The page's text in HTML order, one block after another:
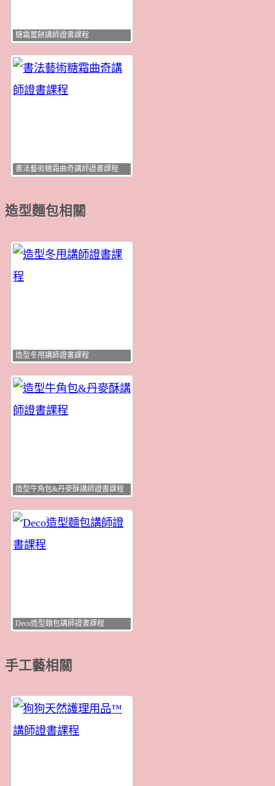
糖霜薑餅講師證書課程
書法藝術糖霜曲奇講師證書課程
造型麵包相關
造型冬甩講師證書課程
造型牛角包&丹麥酥講師證書課程
Deco造型麵包講師證書課程
手工藝相關